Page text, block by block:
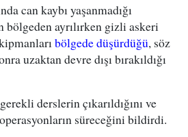
can kaybı yaşanmadığı
ayrılırken gizli askeri
bölgede düşürdüğü, söz
uzaktan devre dışı bırakıldığı
derslerin çıkarıldığını ve
süreceğini bildirdi.